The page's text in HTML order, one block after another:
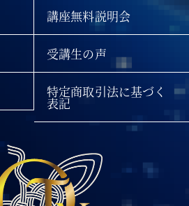
講座無料説明会
受講生の声
特定商取引法に基づく
表記